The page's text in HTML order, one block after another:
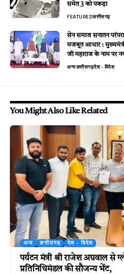
समेत 3 को पकड़ा
FEATUREDछत्तीसगढ़
सेन समाज सनातन
मजबूत आधार :
जी महाराज के नाम पर
अन्यछत्तीसगढ़देश - विदेश
You Might Also Like Related
अन्य छत्तीसगढ़ देश - विदेश
पर्यटन मंत्री श्री राजेश अग्रवाल
प्रतिनिधिमंडल की सौजन्य भेंट,